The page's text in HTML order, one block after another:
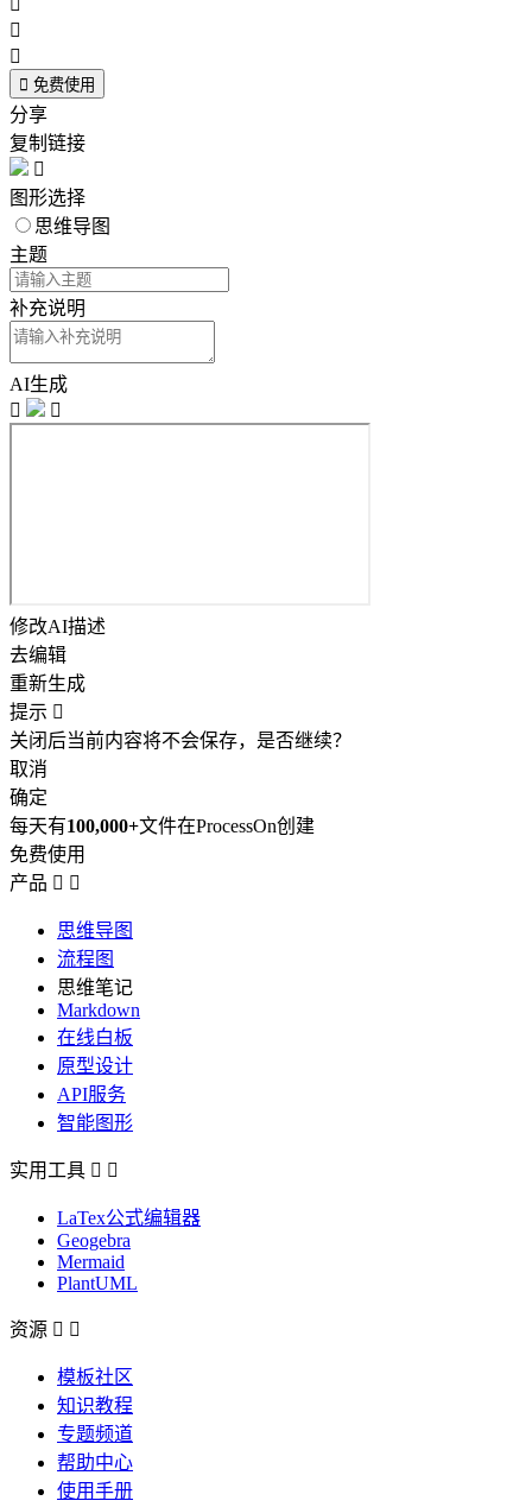


 免费使用
分享
复制链接

图形选择
思维导图
主题
补充说明
AI生成


修改AI描述
去编辑
重新生成
提示 
关闭后当前内容将不会保存，是否继续？
取消
确定
每天有100,000+文件在ProcessOn创建
免费使用
产品  
思维导图
流程图
思维笔记
Markdown
在线白板
原型设计
API服务
智能图形
实用工具  
LaTex公式编辑器
Geogebra
Mermaid
PlantUML
资源  
模板社区
知识教程
专题频道
帮助中心
使用手册